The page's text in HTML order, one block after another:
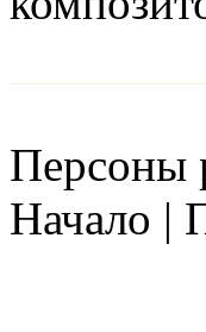
Персоны
Начало |